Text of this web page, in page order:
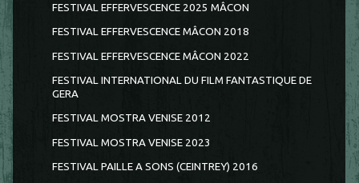
FESTIVAL EFFERVESCENCE 2025 MÂCON
FESTIVAL EFFERVESCENCE MÂCON 2018
FESTIVAL EFFERVESCENCE MÂCON 2022
FESTIVAL INTERNATIONAL DU FILM FANTASTIQUE DE
GERA
FESTIVAL MOSTRA VENISE 2012
FESTIVAL MOSTRA VENISE 2023
FESTIVAL PAILLE A SONS (CEINTREY) 2016